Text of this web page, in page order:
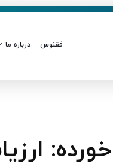
ققنوس درباره ما